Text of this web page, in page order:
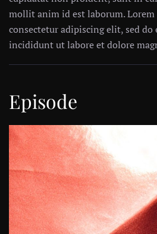
mollit anim id est laborum.
consectetur adipiscing elit, sed
incididunt ut labore et dolore
Episode